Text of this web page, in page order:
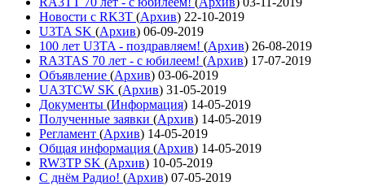
Новости с RK3T (Архив) 22-10-2019
U3TA SK (Архив) 06-09-2019
100 лет U3TA - поздравляем! (Архив) 26-08-2019
RA3TAS 70 лет - с юбилеем! (Архив) 17-07-2019
Объявление (Архив) 03-06-2019
UA3TCW SK (Архив) 31-05-2019
Документы (Информация) 14-05-2019
Полученные заявки (Архив) 14-05-2019
Регламент (Архив) 14-05-2019
Общая информация (Архив) 14-05-2019
RW3TP SK (Архив) 10-05-2019
С днём Радио! (Архив) 07-05-2019